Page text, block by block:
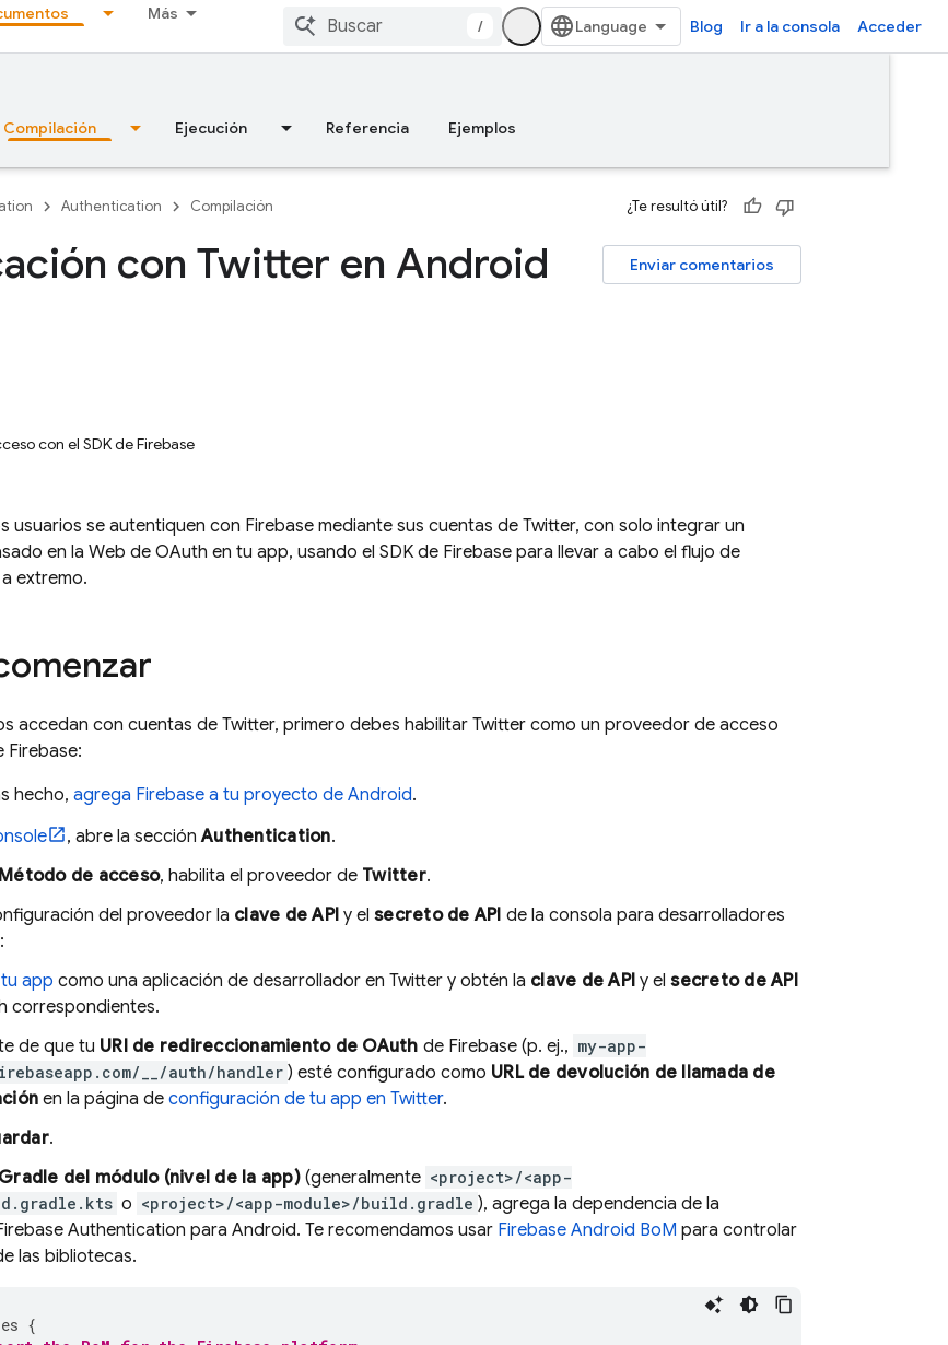
Más
/ Blog Ir a la consola Acceder
Compilación Ejecución Referencia Ejemplos
Authentication Compilación ¿Te resultó útil?
Enviar comentarios
con Twitter en Android
con el SDK de Firebase
usuarios se autentiquen con Firebase mediante sus cuentas de Twitter, con solo integrar un
en la Web de OAuth en tu app, usando el SDK de Firebase para llevar a cabo el flujo de
extremo.
accedan con cuentas de Twitter, primero debes habilitar Twitter como un proveedor de acceso
Firebase:
hecho, agrega Firebase a tu proyecto de Android.
, abre la secciónAuthentication.
Método de acceso, habilita el proveedor de Twitter.
del proveedor la clave de API y el secreto de API de la consola para desarrolladores
app como una aplicación de desarrollador en Twitter y obtén la clave de APIy elsecreto de API
correspondientes.
de que tu URI de redireccionamiento de OAuth de Firebase (p. ej., my-app-
__/auth/handler ) esté configurado como URL de devolución de llamada de
en la página de configuración de tu app en Twitter.
.
del módulo (nivel de la app)(generalmente <project>/<app-
o <project>/<app-module>/build.gradle ), agrega la dependencia de la
Authentication para Android. Te recomendamos usar Firebase Android BoM para controlar
las bibliotecas.
{